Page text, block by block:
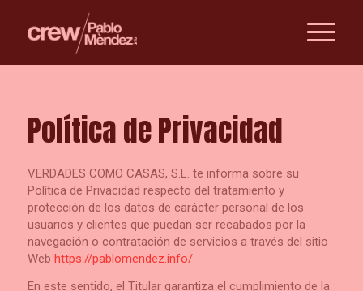
Política de Privacidad
VERDADES COMO CASAS, S.L. te informa sobre su
Política de Privacidad respecto del tratamiento y
protección de los datos de carácter personal de los
usuarios y clientes que puedan ser recabados por la
navegación o contratación de servicios a través del sitio
Web https://pablomendez.info/
En este sentido, el Titular garantiza el cumplimiento de la